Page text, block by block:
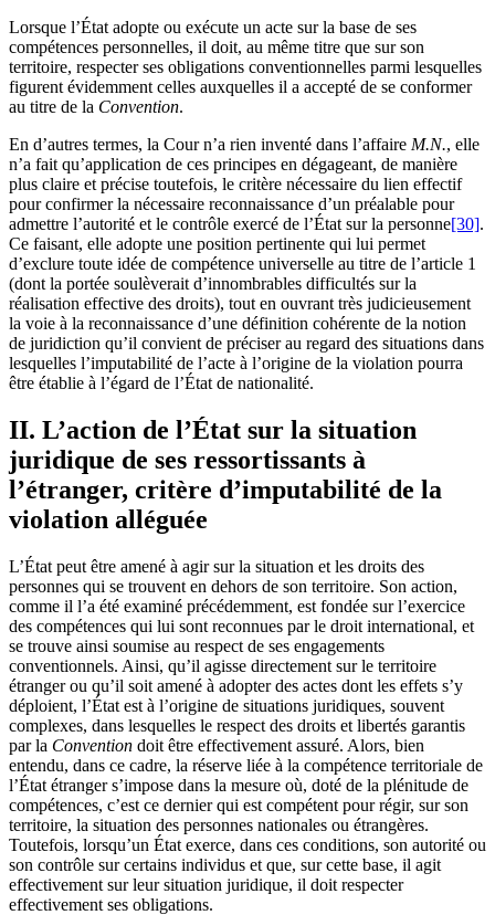
Lorsque l’État adopte ou exécute un acte sur la base de ses
compétences personnelles, il doit, au même titre que sur son
territoire, respecter ses obligations conventionnelles parmi lesquelles
figurent évidemment celles auxquelles il a accepté de se conformer
au titre de la Convention.
En d’autres termes, la Cour n’a rien inventé dans l’affaire M.N., elle
n’a fait qu’application de ces principes en dégageant, de manière
plus claire et précise toutefois, le critère nécessaire du lien effectif
pour confirmer la nécessaire reconnaissance d’un préalable pour
admettre l’autorité et le contrôle exercé de l’État sur la personne[30].
Ce faisant, elle adopte une position pertinente qui lui permet
d’exclure toute idée de compétence universelle au titre de l’article 1
(dont la portée soulèverait d’innombrables difficultés sur la
réalisation effective des droits), tout en ouvrant très judicieusement
la voie à la reconnaissance d’une définition cohérente de la notion
de juridiction qu’il convient de préciser au regard des situations dans
lesquelles l’imputabilité de l’acte à l’origine de la violation pourra
être établie à l’égard de l’État de nationalité.
II. L’action de l’État sur la situation
juridique de ses ressortissants à
l’étranger, critère d’imputabilité de la
violation alléguée
L’État peut être amené à agir sur la situation et les droits des
personnes qui se trouvent en dehors de son territoire. Son action,
comme il l’a été examiné précédemment, est fondée sur l’exercice
des compétences qui lui sont reconnues par le droit international, et
se trouve ainsi soumise au respect de ses engagements
conventionnels. Ainsi, qu’il agisse directement sur le territoire
étranger ou qu’il soit amené à adopter des actes dont les effets s’y
déploient, l’État est à l’origine de situations juridiques, souvent
complexes, dans lesquelles le respect des droits et libertés garantis
par la Convention doit être effectivement assuré. Alors, bien
entendu, dans ce cadre, la réserve liée à la compétence territoriale de
l’État étranger s’impose dans la mesure où, doté de la plénitude de
compétences, c’est ce dernier qui est compétent pour régir, sur son
territoire, la situation des personnes nationales ou étrangères.
Toutefois, lorsqu’un État exerce, dans ces conditions, son autorité ou
son contrôle sur certains individus et que, sur cette base, il agit
effectivement sur leur situation juridique, il doit respecter
effectivement ses obligations.